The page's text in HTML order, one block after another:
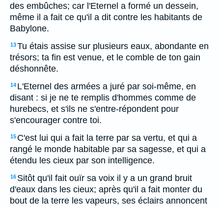
des embûches; car l'Eternel a formé un dessein,
même il a fait ce qu'il a dit contre les habitants de
Babylone.
13Tu étais assise sur plusieurs eaux, abondante en
trésors; ta fin est venue, et le comble de ton gain
déshonnête.
14 L'Eternel des armées a juré par soi-même, en
disant : si je ne te remplis d'hommes comme de
hurebecs, et s'ils ne s'entre-répondent pour
s'encourager contre toi.
15 C'est lui qui a fait la terre par sa vertu, et qui a
rangé le monde habitable par sa sagesse, et qui a
étendu les cieux par son intelligence.
16 Sitôt qu'il fait ouïr sa voix il y a un grand bruit
d'eaux dans les cieux; après qu'il a fait monter du
bout de la terre les vapeurs, ses éclairs annoncent